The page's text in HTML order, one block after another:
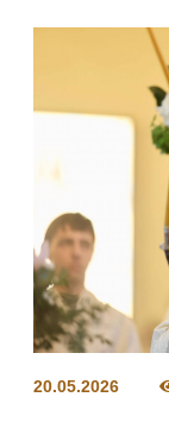
20.05.2026